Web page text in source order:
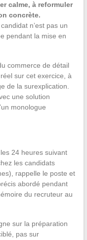
calme, à reformuler
concrète.
n’est pas un
pendant la mise en
commerce de détail
sur cet exercice, à
de la surexplication.
une solution
monologue
24 heures suivant
les candidats
rappelle le poste et
abordé pendant
du recruteur au
sur la préparation
pas sur